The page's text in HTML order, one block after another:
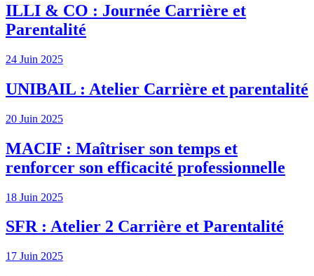
ILLI & CO : Journée Carrière et
Parentalité
24 Juin 2025
UNIBAIL : Atelier Carrière et parentalité
20 Juin 2025
MACIF : Maîtriser son temps et
renforcer son efficacité professionnelle
18 Juin 2025
SFR : Atelier 2 Carrière et Parentalité
17 Juin 2025